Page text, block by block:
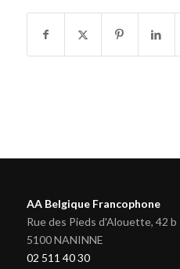
AA Belgique Francophone
Rue des Pieds d'Alouette, 42 b
5100 NANINNE
02 511 40 30